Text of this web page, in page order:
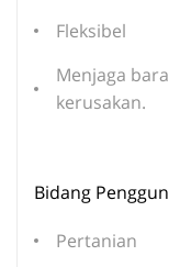
Fleksibel
Menjaga
kerusakan.
Bidang
Pertanian